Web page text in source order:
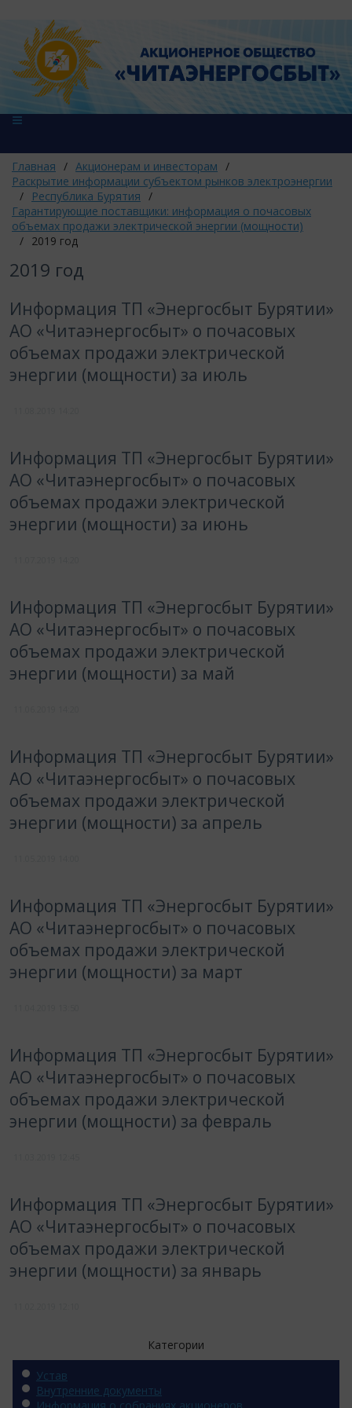
Главная / Акционерам и инвесторам /
Раскрытие информации субъектом рынков электроэнергии
/
Республика Бурятия /
Гарантирующие поставщики: информация о почасовых
объемах продажи электрической энергии (мощности)
/ 2019 год
2019 год
Информация ТП «Энергосбыт Бурятии»
АО «Читаэнергосбыт» о почасовых
объемах продажи электрической
энергии (мощности) за июль
Информация ТП «Энергосбыт Бурятии»
АО «Читаэнергосбыт» о почасовых
объемах продажи электрической
энергии (мощности) за июнь
Информация ТП «Энергосбыт Бурятии»
АО «Читаэнергосбыт» о почасовых
объемах продажи электрической
энергии (мощности) за май
Информация ТП «Энергосбыт Бурятии»
АО «Читаэнергосбыт» о почасовых
объемах продажи электрической
энергии (мощности) за апрель
Информация ТП «Энергосбыт Бурятии»
АО «Читаэнергосбыт» о почасовых
объемах продажи электрической
энергии (мощности) за март
Информация ТП «Энергосбыт Бурятии»
АО «Читаэнергосбыт» о почасовых
объемах продажи электрической
энергии (мощности) за февраль
Информация ТП «Энергосбыт Бурятии»
АО «Читаэнергосбыт» о почасовых
объемах продажи электрической
энергии (мощности) за январь
Категории
Устав
Внутренние документы